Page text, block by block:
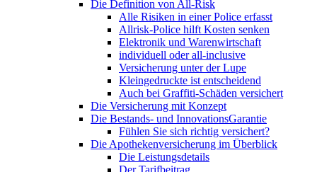
Die Definition von All-Risk
Alle Risiken in einer Police erfasst
Allrisk-Police hilft Kosten senken
Elektronik und Warenwirtschaft
individuell oder all-inclusive
Versicherung unter der Lupe
Kleingedruckte ist entscheidend
Auch bei Graffiti-Schäden versichert
Die Versicherung mit Konzept
Die Bestands- und InnovationsGarantie
Fühlen Sie sich richtig versichert?
Die Apothekenversicherung im Überblick
Die Leistungsdetails
Der Tarifbeitrag